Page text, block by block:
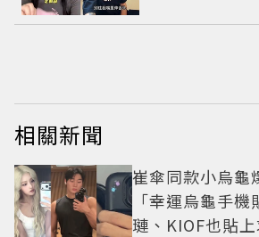
相關新聞
崔傘同款小烏龜
「幸運烏龜手
璉、KIOF也貼